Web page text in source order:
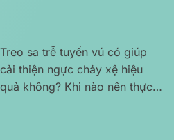
Treo sa trễ tuyến vú có giúp
cải thiện ngực chảy xệ hiệu
quả không? Khi nào nên thực